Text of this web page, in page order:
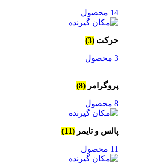
14 محصول
حرکت (3)
3 محصول
پروگرامر (8)
8 محصول
پالس و تایمر (11)
11 محصول